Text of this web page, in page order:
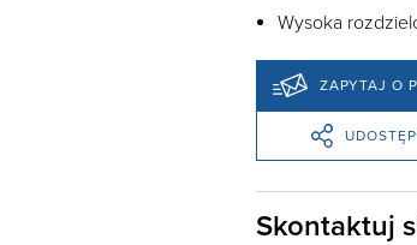
Wysoka
ZAPYTAJ O
Skontaktuj